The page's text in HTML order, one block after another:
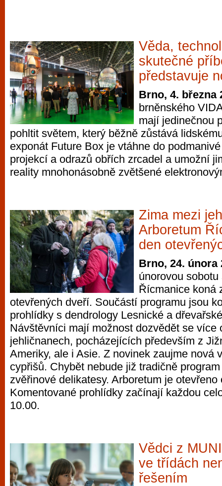
Věda,
skutečné
představuje
Brno, 4. března
brněnského
mají jedinečnou
pohltit světem, který běžně zůstává
exponát Future Box je vtáhne do
projekcí a odrazů obřích zrcadel a umožní
reality mnohonásobně zvětšené
Zima mezi
Arboretum
den
Brno, 24. února
únorovou
Řícmanice koná
otevřených dveří. Součástí programu jsou
prohlídky s dendrology Lesnické a
Návštěvníci mají možnost dozvědět se více
jehličnanech, pocházejících především z
Ameriky, ale i Asie. Z novinek zaujme nová
cypřišů. Chybět nebude již tradičně
zvěřinové delikatesy. Arboretum je otevřeno
Komentované prohlídky začínají každou
10.00.
Vědci z
ve třídách
řešením